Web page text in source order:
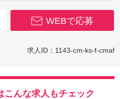
WEBで応募
求人ID：1143-cm-ks-f-cmaf
こんな求人もチェック